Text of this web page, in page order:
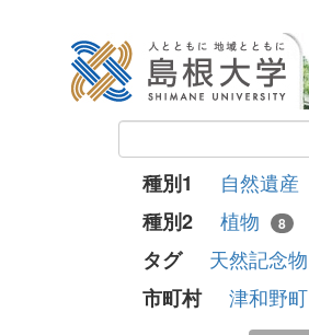
種別1 自然遺産
種別2 植物 8
タグ 天然記念物
市町村 津和野町